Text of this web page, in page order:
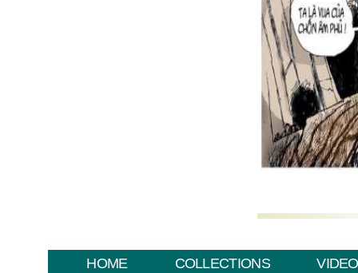
HOME COLLECTIONS VIDEO